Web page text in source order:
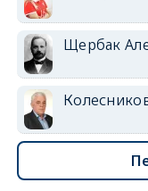
Щербак